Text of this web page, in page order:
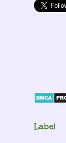
Label